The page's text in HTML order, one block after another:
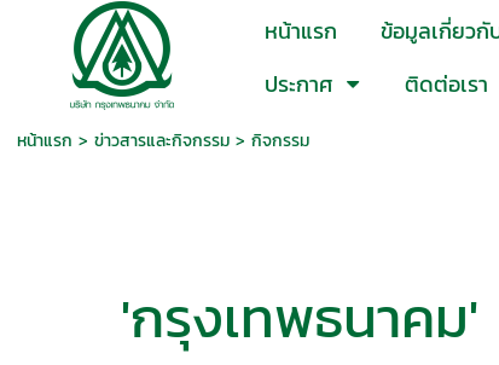
หน้าแรก ข้อมูลเกี่ยวกั
ประกาศ
ติดต่อเรา
หน้าแรก > ข่าวสารและกิจกรรม > กิจกรรม
'กรุงเทพธนาคม